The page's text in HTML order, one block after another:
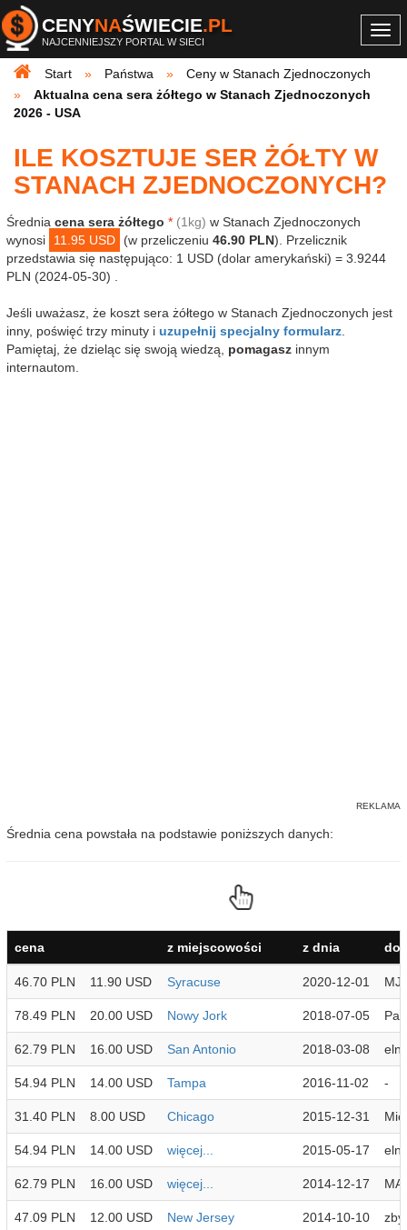
CENYNAŚWIECIE.PL
NAJCENNIEJSZY PORTAL W SIECI
Start
Państwa
Ceny w Stanach Zjednoczonych
Aktualna cena sera żółtego w Stanach Zjednoczonych
2026 - USA
ILE KOSZTUJE SER ŻÓŁTY W
STANACH ZJEDNOCZONYCH?
Średnia cena sera żółtego * (1kg) w Stanach Zjednoczonych
wynosi
11.95 USD (w przeliczeniu 46.90 PLN). Przelicznik
przedstawia się następująco: 1 USD (dolar amerykański) = 3.9244
PLN (2024-05-30) .
Jeśli uważasz, że koszt sera żółtego w Stanach Zjednoczonych jest
inny, poświęć trzy minuty i uzupełnij specjalny formularz
Pamiętaj, że dzieląc się swoją wiedzą, pomagasz innym
internautom.
Średnia cena powstała na podstawie poniższych danych:
cena z miejscowości z dnia
46.70 PLN 11.90 USD Syracuse 2020-12-01
78.49 PLN 20.00 USD Nowy Jork 2018-07-05
62.79 PLN 16.00 USD San Antonio 2018-03-08
54.94 PLN 14.00 USD Tampa 2016-11-02 -
31.40 PLN 8.00 USD Chicago 2015-12-31
54.94 PLN 14.00 USD więcej... 2015-05-17
62.79 PLN 16.00 USD więcej... 2014-12-17
47.09 PLN 12.00 USD New Jersey 2014-10-10